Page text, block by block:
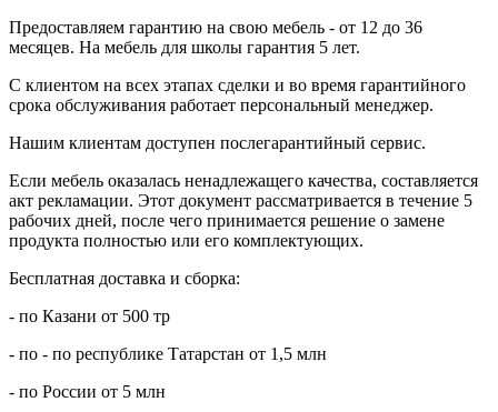
Предоставляем гарантию на свою мебель - от 12 до 36
месяцев. На мебель для школы гарантия 5 лет.
С клиентом на всех этапах сделки и во время гарантийного
срока обслуживания работает персональный менеджер.
Нашим клиентам доступен послегарантийный сервис.
Если мебель оказалась ненадлежащего качества, составляется
акт рекламации. Этот документ рассматривается в течение 5
рабочих дней, после чего принимается решение о замене
продукта полностью или его комплектующих.
Бесплатная доставка и сборка:
- по Казани от 500 тр
- по - по республике Татарстан от 1,5 млн
- по России от 5 млн